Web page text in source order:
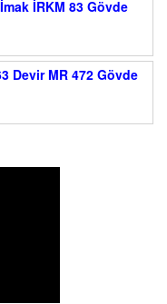
İRKM 83 Gövde
Devir MR 472 Gövde